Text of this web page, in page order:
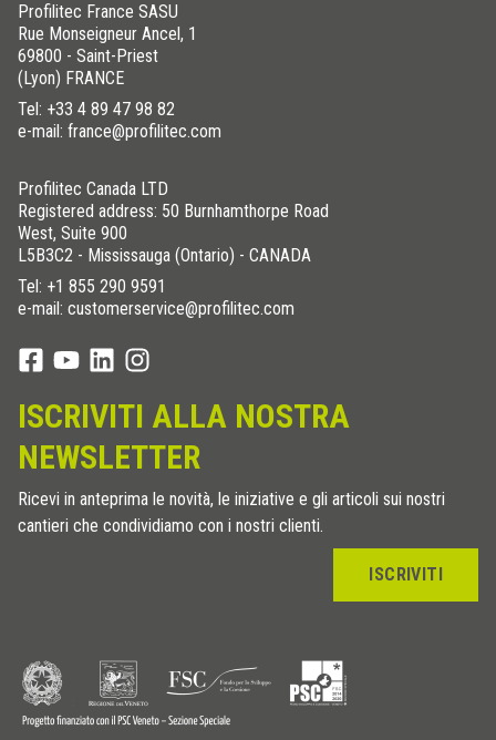
Profilitec France SASU
Rue Monseigneur Ancel, 1
69800 - Saint-Priest
(Lyon) FRANCE
Tel: +33 4 89 47 98 82
e-mail: france@profilitec.com
Profilitec Canada LTD
Registered address: 50 Burnhamthorpe Road
West, Suite 900
L5B3C2 - Mississauga (Ontario) - CANADA
Tel: +1 855 290 9591
e-mail: customerservice@profilitec.com
ISCRIVITI ALLA NOSTRA
NEWSLETTER
Ricevi in anteprima le novità, le iniziative e gli articoli sui nostri
cantieri che condividiamo con i nostri clienti.
ISCRIVITI